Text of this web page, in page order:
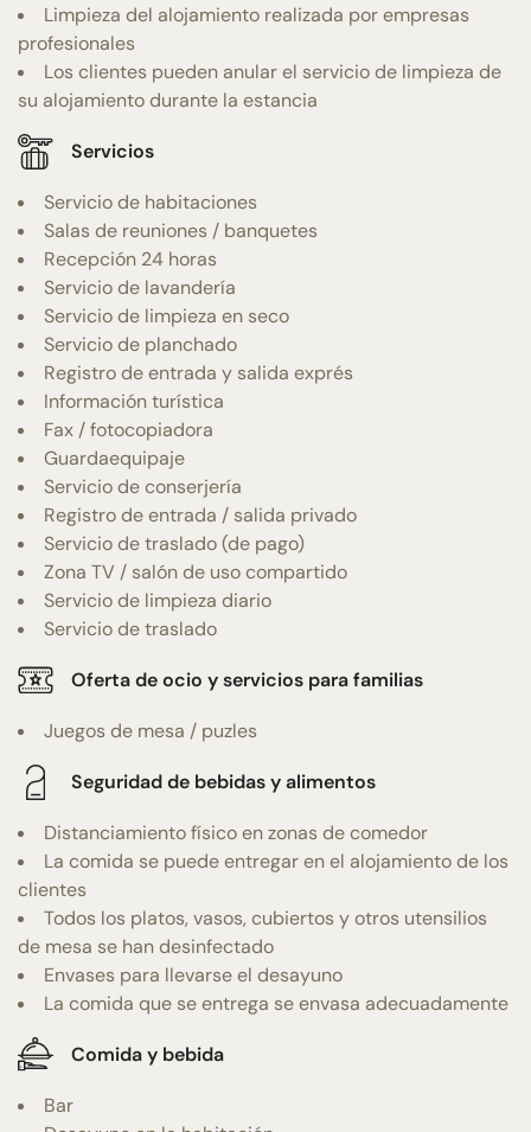
Limpieza del alojamiento realizada por empresas
profesionales
Los clientes pueden anular el servicio de limpieza de
su alojamiento durante la estancia
Servicios
Servicio de habitaciones
Salas de reuniones / banquetes
Recepción 24 horas
Servicio de lavandería
Servicio de limpieza en seco
Servicio de planchado
Registro de entrada y salida exprés
Información turística
Fax / fotocopiadora
Guardaequipaje
Servicio de conserjería
Registro de entrada / salida privado
Servicio de traslado (de pago)
Zona TV / salón de uso compartido
Servicio de limpieza diario
Servicio de traslado
Oferta de ocio y servicios para familias
Juegos de mesa / puzles
Seguridad de bebidas y alimentos
Distanciamiento físico en zonas de comedor
La comida se puede entregar en el alojamiento de los
clientes
Todos los platos, vasos, cubiertos y otros utensilios
de mesa se han desinfectado
Envases para llevarse el desayuno
La comida que se entrega se envasa adecuadamente
Comida y bebida
Bar